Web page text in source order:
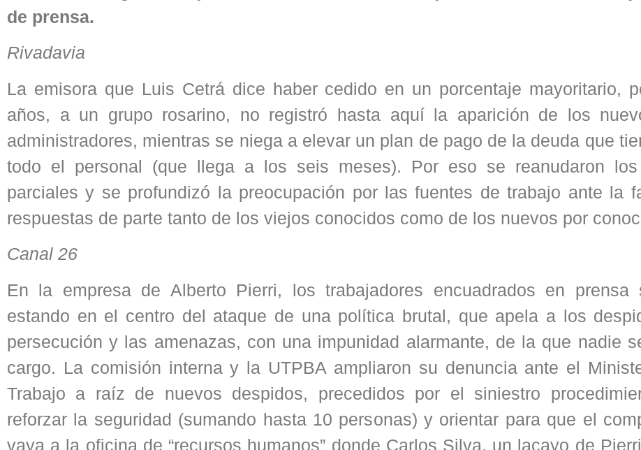
de prensa.
Rivadavia
La emisora que Luis Cetrá dice haber cedido en un porcentaje mayoritario,
años, a un grupo rosarino, no registró hasta aquí la aparición de los
administradores, mientras se niega a elevar un plan de pago de la deuda que
todo el personal (que llega a los seis meses). Por eso se reanudaron los
parciales y se profundizó la preocupación por las fuentes de trabajo ante la
respuestas de parte tanto de los viejos conocidos como de los nuevos por
Canal 26
En la empresa de Alberto Pierri, los trabajadores encuadrados en prensa
estando en el centro del ataque de una política brutal, que apela a los
persecución y las amenazas, con una impunidad alarmante, de la que nadie
cargo. La comisión interna y la UTPBA ampliaron su denuncia ante el
Trabajo a raíz de nuevos despidos, precedidos por el siniestro
reforzar la seguridad (sumando hasta 10 personas) y orientar para que el
vaya a la oficina de “recursos humanos” donde Carlos Silva, un lacayo de